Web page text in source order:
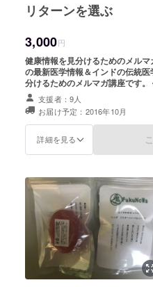
シッダ医学（インドの伝統
ンドはこれから色々な形で
と思いますし、研究内容も
献できるものだと思ってお
す。
リターンを選ぶ
3,000円
健康情報を見分けるためのメルマガを
の最新医学情報＆インドの伝統
分けるためのメルマガ講座です。 牛乳は体に良い？悪い？ はちみつはど
うとると体に良い？ 食べ合わせについて など、巷では知ら
が、数千年の伝統の中で培われた
頼できる健康情報を見分けるよう
す。
支援者：9人
お届け予定：2016年10月
詳細を見る